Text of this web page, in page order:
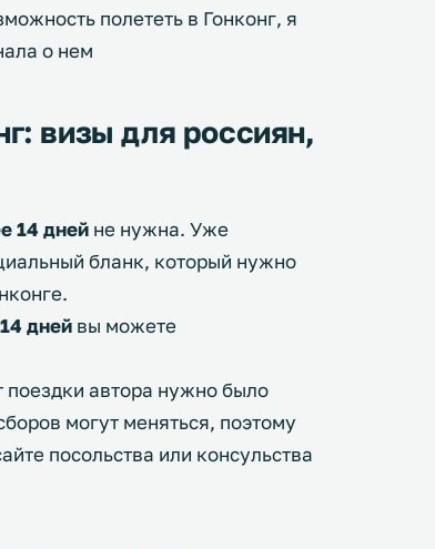
полететь в Гонконг, я
о нем
визы для россиян,
14 дней не нужна. Уже
бланк, который нужно
14 дней вы можете
автора нужно было
могут меняться, поэтому
посольства или консульства